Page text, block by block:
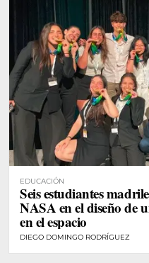
EDUCACIÓN
Seis estudiantes
NASA en el diseño de
en el espacio
DIEGO DOMINGO RODRÍGUEZ